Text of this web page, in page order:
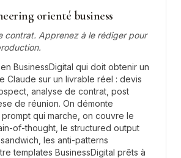
orienté business
contrat. Apprenez à le rédiger pour
BusinessDigital qui doit obtenir un
Claude sur un livrable réel : devis
analyse de contrat, post
de réunion. On démonte
qui marche, on couvre le
of-thought, le structured output
les anti-patterns
templates BusinessDigital prêts à